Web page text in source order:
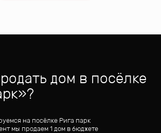
дом в посёлке
»?
на посёлке Рига парк
мы продаем 1 дом в бюджете